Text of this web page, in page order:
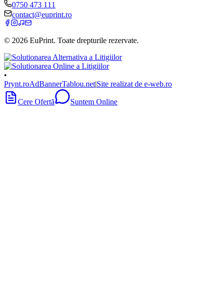
0750 473 111
contact@euprint.ro
© 2026 EuPrint. Toate drepturile rezervate.
•
Prynt.roAdBannerTablou.net|Site realizat de e-web.ro
Cere Ofertă Suntem Online